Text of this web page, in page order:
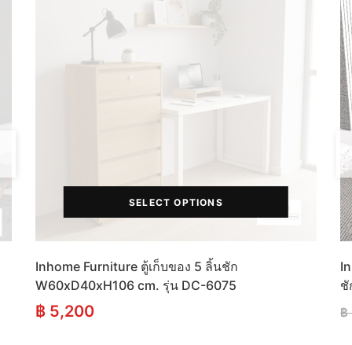
SELECT OPTIONS
Inhome Furniture ตู้เก็บของ 5 ลิ้นชัก
W60xD40xH106 cm. รุ่น DC-6075
฿ 5,200
ชั
฿